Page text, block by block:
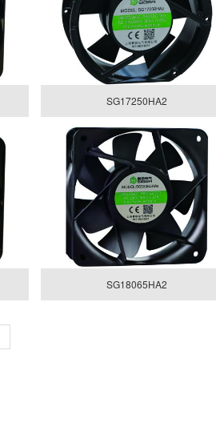
SG17250HA2
SG18065HA2